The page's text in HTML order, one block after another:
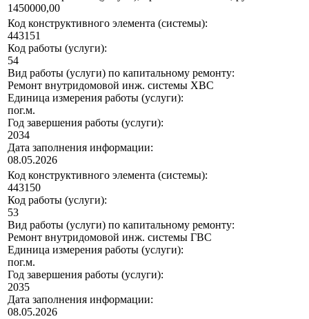
1450000,00
Код конструктивного элемента (системы):
443151
Код работы (услуги):
54
Вид работы (услуги) по капитальному ремонту:
Ремонт внутридомовой инж. системы ХВС
Единица измерения работы (услуги):
пог.м.
Год завершения работы (услуги):
2034
Дата заполнения информации:
08.05.2026
Код конструктивного элемента (системы):
443150
Код работы (услуги):
53
Вид работы (услуги) по капитальному ремонту:
Ремонт внутридомовой инж. системы ГВС
Единица измерения работы (услуги):
пог.м.
Год завершения работы (услуги):
2035
Дата заполнения информации:
08.05.2026